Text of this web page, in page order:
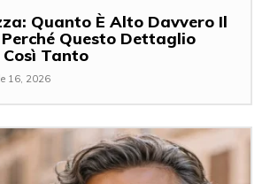
Quanto È Alto Davvero Il
Questo Dettaglio
Così Tanto
16, 2026